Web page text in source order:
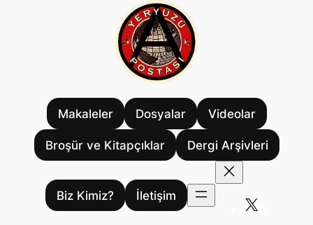
Makaleler Dosyalar Videolar
Broşür ve Kitapçıklar Dergi Arşivleri
Biz Kimiz?
İletişim